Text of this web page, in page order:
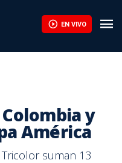
EN VIVO
y
América
suman 13